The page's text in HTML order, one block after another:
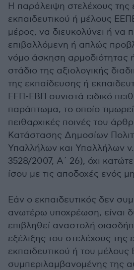
Η παράλειψη στελέχους της
εκπαιδευτικού ή μέλους
μέρος, να διευκολύνει ή να
επιβαλλόμενη ή απλώς
νόμο άσκηση αρμοδιότητας
στάδιο της αξιολογικής
της εκπαίδευσης ή
ΕΕΠ-ΕΒΠ συνιστά ειδικό
παράπτωμα, το οποίο
πειθαρχικές ποινές του
Κατάστασης Δημοσίων
Υπαλλήλων και Υπαλλήλων
3528/2007, Α΄ 26), όχι
ίσου με τις αποδοχές ενός
Εάν ο εκπαιδευτικός δεν
ανωτέρω υποχρέωση, είναι
επιβληθεί αναστολή
εξέλιξης του στελέχους της
εκπαιδευτικού ή του
συμπεριλαμβανομένης της